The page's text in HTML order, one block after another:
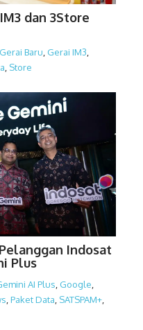
dan 3Store
Gerai Baru Gerai IM3
Store
Indosat
Plus
AI Plus Google
Paket Data SATSPAM+